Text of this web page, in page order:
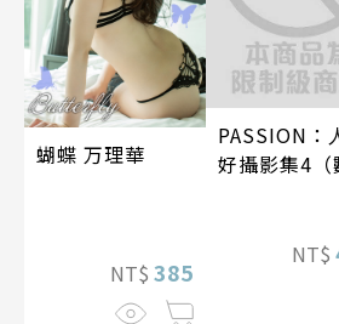
蝴蝶 万理華
NT$ 385
PASSION：
好攝影集4（
NT$